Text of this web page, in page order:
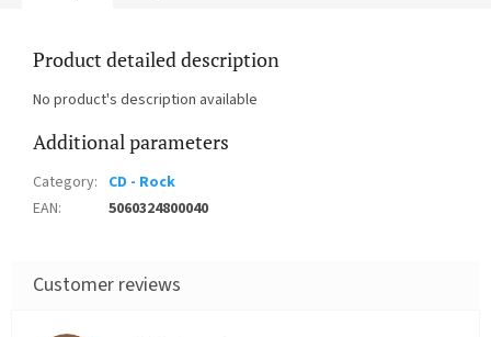
Product detailed description
No product's description available
Additional parameters
Category: CD - Rock
EAN: 5060324800040